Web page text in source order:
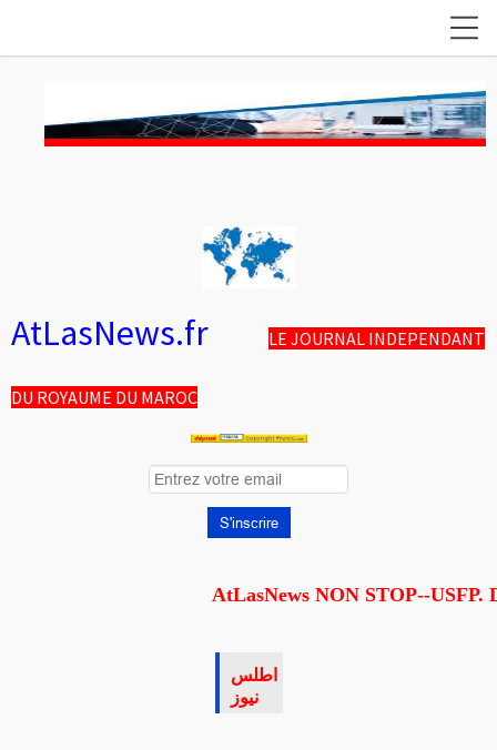
AtLasNews.fr LE JOURNAL INDEPENDANT
DU ROYAUME DU MAROC
AtLasNews NON STOP--USFP.
اطلس
نيوز